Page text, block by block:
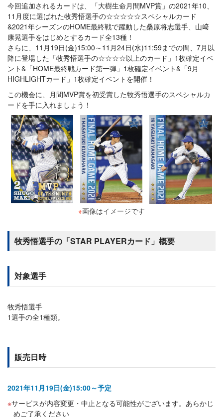
今回追加されるカードは、「大樹生命月間MVP賞」の2021年10、
11月度に選ばれた牧秀悟選手の☆☆☆☆☆スペシャルカード
&2021年シーズンのHOME最終戦で躍動した桑原将志選手、山﨑
康晃選手をはじめとするカード全13種！
さらに、11月19日(金)15:00～11月24日(水)11:59までの間、7月以
降に登場した「牧秀悟選手の☆☆☆☆以上のカード」1枚確定イベ
ント&「HOME最終戦カード第一弾」1枚確定イベント&「9月
HIGHLIGHTカード」1枚確定イベントを開催！
この機会に、月間MVP賞を初受賞した牧秀悟選手のスペシャルカ
ードを手に入れましょう！
※画像はイメージです
牧秀悟選手の「STAR PLAYERカード」概要
対象選手
牧秀悟選手
1選手の全1種類。
販売日時
2021年11月19日(金)15:00～予定
サービスが内容変更・中止となる可能性がございます。あらかじ
めご了承ください